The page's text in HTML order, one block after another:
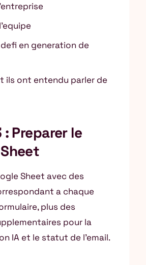
en generation de
ils ont entendu parler de
Preparer le
Sheet avec des
a chaque
plus des
pour la
IA et le statut de l’email.